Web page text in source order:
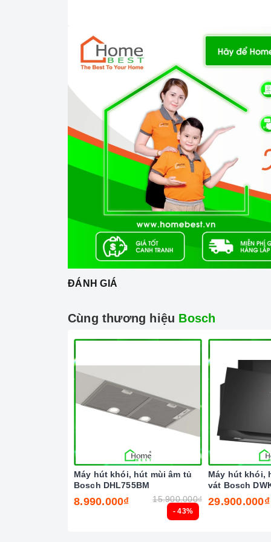
Độ ồn thấp
: Hầu hết các loại máy hút mùi
(dB).
Máy hút mùi âm tủ BOSCH
ảnh hưởng đến sinh hoạt của gia đình bạn.
Chế độ hút chuyên sâu: Ở chế độ hút
công suất hút của hút mùi được tăng
ăn có trong phòng bếp nhà bạn. Sau đó,
động bình thường sau khi đã hoạt động ở
phút).
ĐÁNH GIÁ
Cùng thương hiệu Bosch
- 43%
Máy hút khói, hút mùi âm tủ
Bosch DHL755BM
8.990.000₫ 15.900.000₫
Máy hút khói,
vát Bosch
8
29.900.000₫